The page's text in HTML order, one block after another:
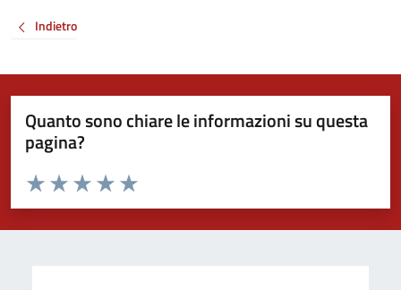
Indietro
Quanto sono chiare le informazioni su questa
pagina?
Valuta da 1 a 5 stelle la pagina
Valuta 5 stelle su 5
Valuta 4 stelle su 5
Valuta 3 stelle su 5
Valuta 2 stelle su 5
Valuta 1 stelle su 5